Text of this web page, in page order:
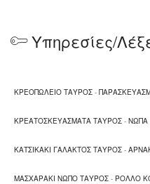
Υπηρεσίες/
ΚΡΕΟΠΩΛΕΙΟ ΤΑΥΡΟΣ -
ΚΡΕΑΤΟΣΚΕΥΑΣΜΑΤΑ ΤΑΥΡΟΣ - ΝΩΠΑ
ΚΑΤΣΙΚΑΚΙ ΓΑΛΑΚΤΟΣ ΤΑΥΡΟΣ -
ΜΑΣΧΑΡΑΚΙ ΝΩΠΟ ΤΑΥΡΟΣ - ΡΟΛΛΟ